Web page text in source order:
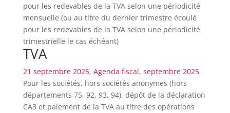
pour les redevables de la TVA selon une périodicité
mensuelle (ou au titre du dernier trimestre écoulé
pour les redevables de la TVA selon une périodicité
trimestrielle le cas échéant)
TVA
21 septembre 2025, Agenda fiscal, septembre 2025
Pour les sociétés, hors sociétés anonymes (hors
départements 75, 92, 93, 94), dépôt de la déclaration
CA3 et paiement de la TVA au titre des opérations